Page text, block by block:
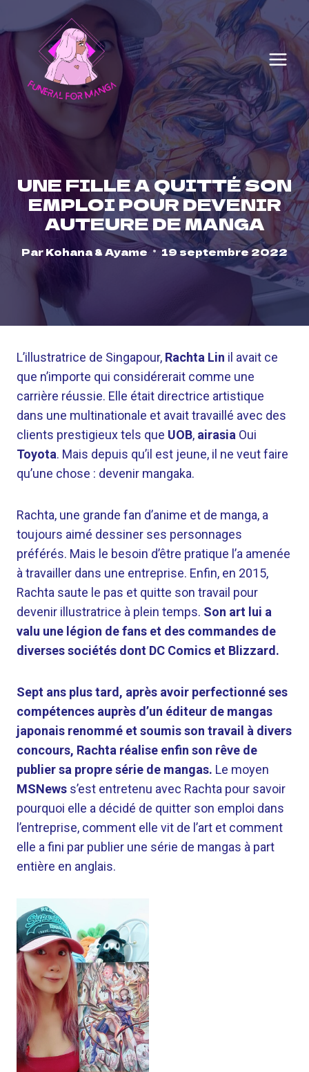
to
content
UNE FILLE A QUITTÉ SON
EMPLOI POUR DEVENIR
AUTEURE DE MANGA
ParKohana & Ayame 19 septembre 2022
L’illustratrice de Singapour, Rachta Lin il avait ce
que n’importe qui considérerait comme une
carrière réussie. Elle était directrice artistique
dans une multinationale et avait travaillé avec des
clients prestigieux tels que UOB, airasia Oui
Toyota. Mais depuis qu’il est jeune, il ne veut faire
qu’une chose : devenir mangaka.
Rachta, une grande fan d’anime et de manga, a
toujours aimé dessiner ses personnages
préférés. Mais le besoin d’être pratique l’a amenée
à travailler dans une entreprise. Enfin, en 2015,
Rachta saute le pas et quitte son travail pour
devenir illustratrice à plein temps. Son art lui a
valu une légion de fans et des commandes de
diverses sociétés dont DC Comics et Blizzard.
Sept ans plus tard, après avoir perfectionné ses
compétences auprès d’un éditeur de mangas
japonais renommé et soumis son travail à divers
concours, Rachta réalise enfin son rêve de
publier sa propre série de mangas. Le moyen
MSNews s’est entretenu avec Rachta pour savoir
pourquoi elle a décidé de quitter son emploi dans
l’entreprise, comment elle vit de l’art et comment
elle a fini par publier une série de mangas à part
entière en anglais.